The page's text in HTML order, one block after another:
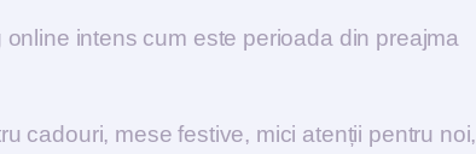
intens cum este perioada din preajma
cadouri, mese festive, mici atenții pentru noi,